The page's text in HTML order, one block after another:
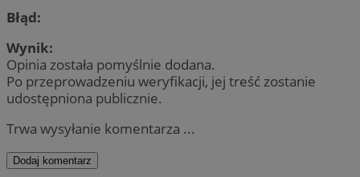
Błąd:
Wynik:
Opinia została pomyślnie dodana.
Po przeprowadzeniu weryfikacji, jej treść zostanie
udostępniona publicznie.
Trwa wysyłanie komentarza ...
Dodaj komentarz